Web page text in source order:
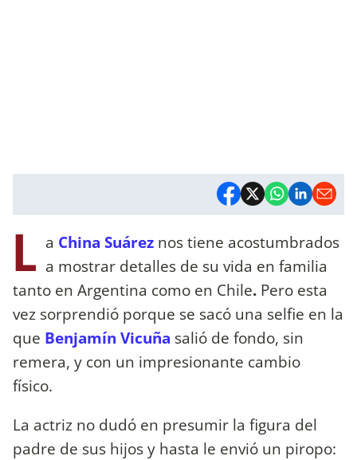
L a China Suárez nos tiene acostumbrados
a mostrar detalles de su vida en familia
tanto en Argentina como en Chile. Pero esta
vez sorprendió porque se sacó una selfie en la
que Benjamín Vicuña salió de fondo, sin
remera, y con un impresionante cambio
físico.
La actriz no dudó en presumir la figura del
padre de sus hijos y hasta le envió un piropo: